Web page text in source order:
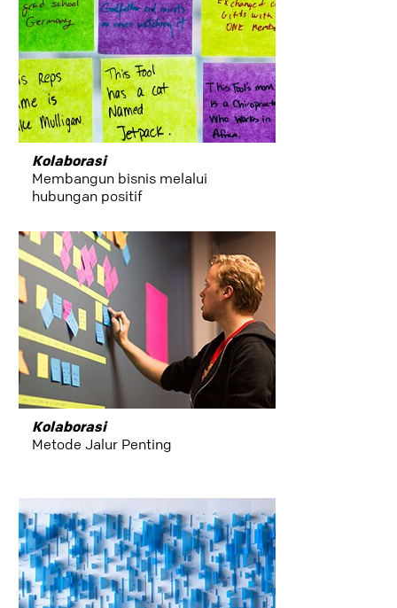
Kolaborasi
Membangun bisnis melalui
hubungan positif
Kolaborasi
Metode Jalur Penting